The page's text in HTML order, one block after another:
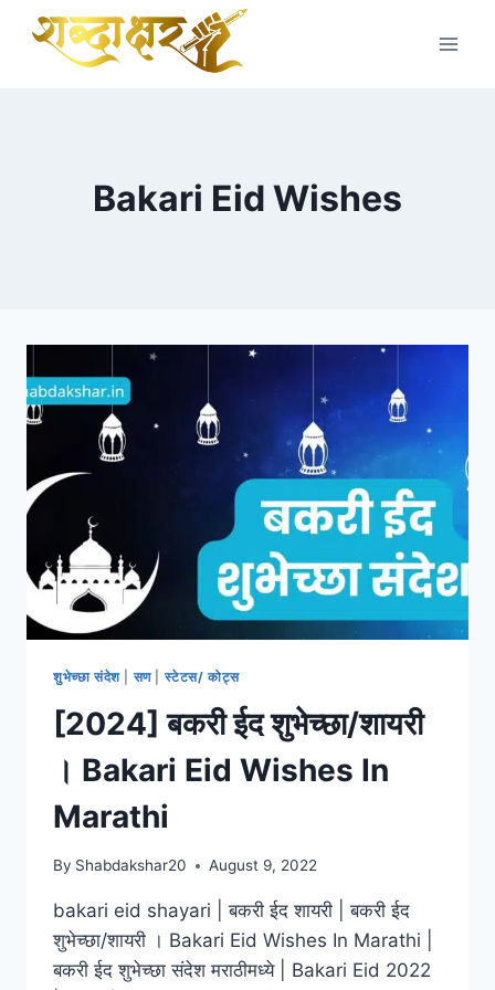
Bakari Eid Wishes
शुभेच्छा संदेश| सण| स्टेटस/ कोट्स
[2024] बकरी ईद शुभेच्छा/शायरी
। Bakari Eid Wishes In
Marathi
By Shabdakshar20 August 9, 2022
bakari eid shayari | बकरी ईद शायरी | बकरी ईद
शुभेच्छा/शायरी । Bakari Eid Wishes In Marathi |
बकरी ईद शुभेच्छा संदेश मराठीमध्ये | Bakari Eid 2022